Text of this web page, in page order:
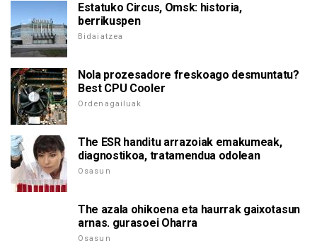
Estatuko Circus, Omsk: historia,
berrikuspen
Bidaiatzea
Nola prozesadore freskoago desmuntatu?
Best CPU Cooler
Ordenagailuak
The ESR handitu arrazoiak emakumeak,
diagnostikoa, tratamendua odolean
Osasun
The azala ohikoena eta haurrak gaixotasun
arnas. gurasoei Oharra
Osasun